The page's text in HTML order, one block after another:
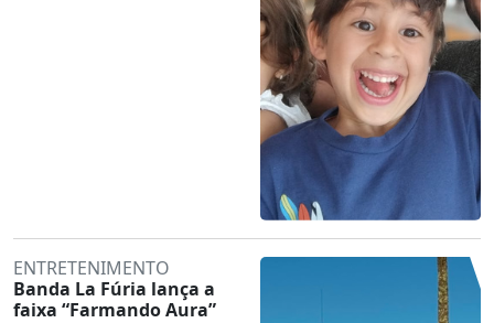
ENTRETENIMENTO
Banda La Fúria lança a
faixa “Farmando Aura”